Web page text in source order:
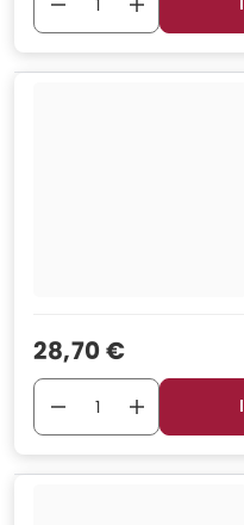
Verkaufspreis
28,70 €